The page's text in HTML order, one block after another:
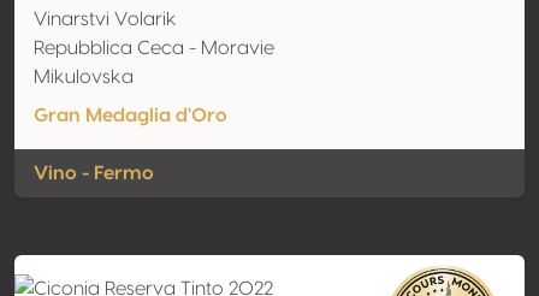
Vinarstvi Volarik
Repubblica Ceca - Moravie
Mikulovska
Gran Medaglia d'Oro
Vino - Fermo